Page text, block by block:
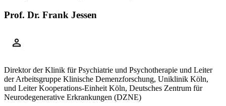
Prof. Dr. Frank Jessen
Direktor der Klinik für Psychiatrie und Psychotherapie und Leiter
der Arbeitsgruppe Klinische Demenzforschung, Uniklinik Köln,
und Leiter Kooperations-Einheit Köln, Deutsches Zentrum für
Neurodegenerative Erkrankungen (DZNE)